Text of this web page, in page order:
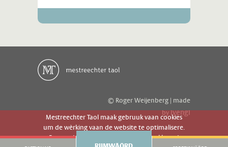
© Roger Weijenberg | made
byivengi
Mestreechter Taol maak gebruuk vaan cookies
um de wèrking vaan de website te optimalisere.
Es geer de website gebruuk gaot g'r akkoord